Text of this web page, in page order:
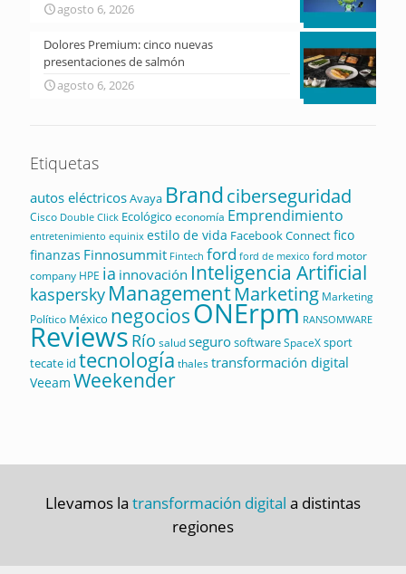
agosto 6, 2026
Dolores Premium: cinco nuevas
presentaciones de salmón
agosto 6, 2026
Etiquetas
autos eléctricosAvaya Brandciberseguridad
Cisco Double Click Ecológico economía Emprendimiento
entretenimiento equinix estilo de vida Facebook Connectfico
finanzas Finnosummit Fintech ford ford de mexico ford motor
company HPE ia innovación Inteligencia Artificial
kaspersky ManagementMarketing Marketing
Político México negociosONErpm RANSOMWARE
Reviews Río saludsegurosoftwareSpaceXsport
tecate id tecnología thalestransformación digital
Veeam Weekender
Llevamos la transformación digital a distintas
regiones